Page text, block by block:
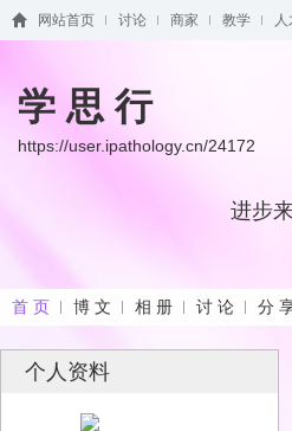
网站首页 讨论 商家 教学
学 思 行
https://user.ipathology.cn/24172
进步
首 页 博 文 相 册 讨 论 分
个人资料